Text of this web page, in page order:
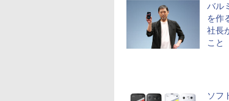
バル
を作
社長
こと
ソフ